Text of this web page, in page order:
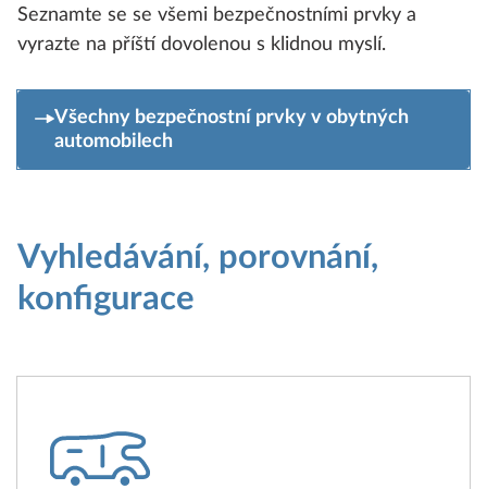
Seznamte se se všemi bezpečnostními prvky a
vyrazte na příští dovolenou s klidnou myslí.
Všechny bezpečnostní prvky v obytných
automobilech
Vyhledávání, porovnání,
konfigurace